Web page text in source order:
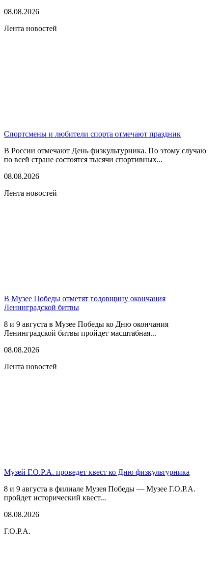
08.08.2026
Лента новостей
Спортсмены и любители спорта отмечают праздник
В России отмечают День физкультурника. По этому случаю
по всей стране состоятся тысячи спортивных...
08.08.2026
Лента новостей
В Музее Победы отметят годовщину окончания
Ленинградской битвы
8 и 9 августа в Музее Победы ко Дню окончания
Ленинградской битвы пройдет масштабная...
08.08.2026
Лента новостей
Музей Г.О.Р.А. проведет квест ко Дню физкультурника
8 и 9 августа в филиале Музея Победы — Музее Г.О.Р.А.
пройдет исторический квест...
08.08.2026
Г.О.Р.А.